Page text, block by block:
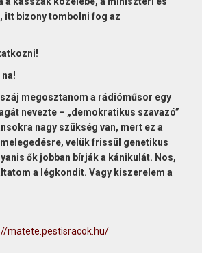
itt bizony tombolni fog az
megosztanom a rádióműsor egy
nevezte – „demokratikus szavazó”
nagy szükség van, mert ez a
velük frissül genetikus
ők jobban bírják a kánikulát. Nos,
a légkondit. Vagy kiszerelem a
matete.pestisracok.hu/